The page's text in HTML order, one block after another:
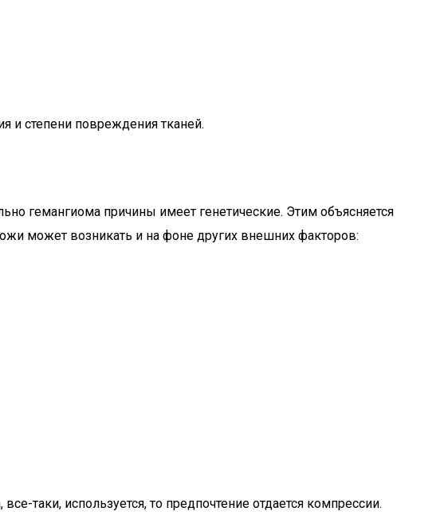
и степени повреждения тканей.
гемангиома причины имеет генетические. Этим объясняется
может возникать и на фоне других внешних факторов:
таки, используется, то предпочтение отдается компрессии.